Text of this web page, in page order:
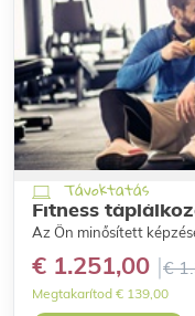
Távoktatás
Fitness
Az Ön minősített
€ 1.251,00 €
Megtakarítod € 139,00